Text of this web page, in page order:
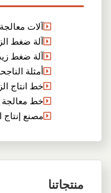
آلات معالجة
آلة ضغط
آلة ضغط
أمثلة
خط انتاج
خط معالجة
مصنع
منتجاتنا